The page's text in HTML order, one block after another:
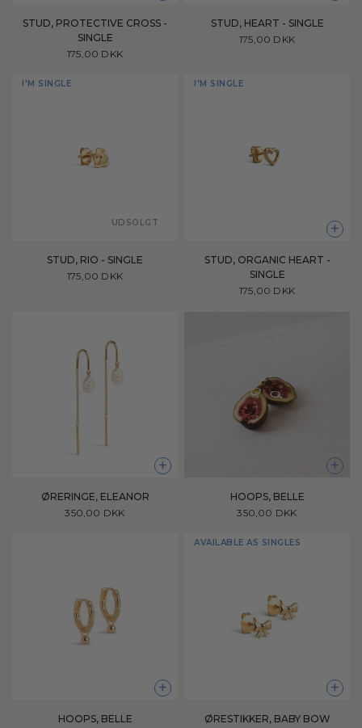
STUD, PROTECTIVE CROSS -
SINGLE
175,00 DKK
STUD, HEART - SINGLE
175,00 DKK
I'M SINGLE
UDSOLGT
STUD, RIO - SINGLE
175,00 DKK
I'M SINGLE
+
STUD, ORGANIC HEART -
SINGLE
175,00 DKK
+
ØRERINGE, ELEANOR
350,00 DKK
+
HOOPS, BELLE
350,00 DKK
+
HOOPS, BELLE
AVAILABLE AS SINGLES
+
ØRESTIKKER, BABY BOW